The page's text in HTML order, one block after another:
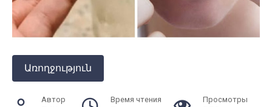
Առողջություն
Автор Время чтения Просмотры